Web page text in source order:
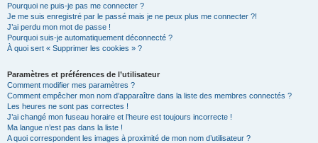
Pourquoi ne puis-je pas me connecter ?
Je me suis enregistré par le passé mais je ne peux plus me connecter ?!
J’ai perdu mon mot de passe !
Pourquoi suis-je automatiquement déconnecté ?
À quoi sert « Supprimer les cookies » ?
Paramètres et préférences de l’utilisateur
Comment modifier mes paramètres ?
Comment empêcher mon nom d’apparaître dans la liste des membres connectés ?
Les heures ne sont pas correctes !
J’ai changé mon fuseau horaire et l’heure est toujours incorrecte !
Ma langue n’est pas dans la liste !
A quoi correspondent les images à proximité de mon nom d’utilisateur ?